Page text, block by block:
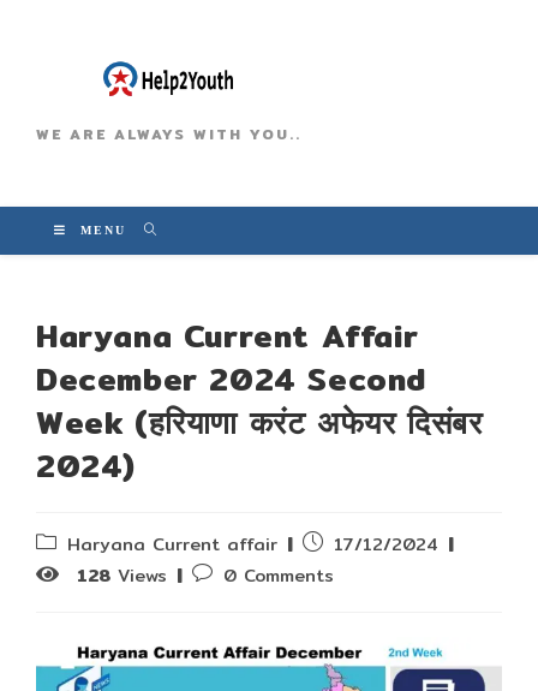
WE ARE ALWAYS WITH YOU..
MENU
Haryana Current Affair
December 2024 Second
Week (हरियाणा करंट अफेयर दिसंबर
2024)
Post
category:
Haryana Current affair
Post
published:
17/12/2024
128Views
Post0 Comments